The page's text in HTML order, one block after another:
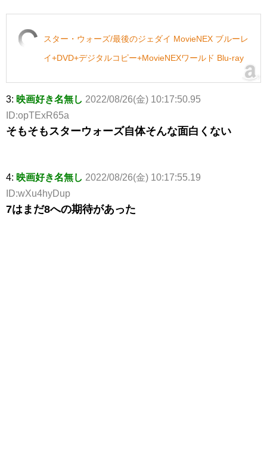
スター・ウォーズ/最後のジェダイ MovieNEX ブルーレ
イ+DVD+デジタルコピー+MovieNEXワールド Blu-ray
3: 映画好き名無し 2022/08/26(金) 10:17:50.95
ID:opTExR65a
そもそもスターウォーズ自体そんな面白くない
4: 映画好き名無し 2022/08/26(金) 10:17:55.19
ID:wXu4hyDup
7はまだ8への期待があった